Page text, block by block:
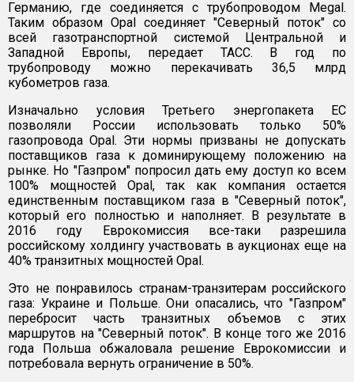
Германию, где соединяется с трубопроводом Megal.
Таким образом Opal соединяет "Северный поток" со
всей газотранспортной системой Центральной и
Западной Европы, передает ТАСС. В год по
трубопроводу можно перекачивать 36,5 млрд
кубометров газа.
Изначально условия Третьего энергопакета ЕС
позволяли России использовать только 50%
газопровода Opal. Эти нормы призваны не допускать
поставщиков газа к доминирующему положению на
рынке. Но "Газпром" попросил дать ему доступ ко всем
100% мощностей Opal, так как компания остается
единственным поставщиком газа в "Северный поток",
который его полностью и наполняет. В результате в
2016 году Еврокомиссия все-таки разрешила
российскому холдингу участвовать в аукционах еще на
40% транзитных мощностей Opal.
Это не понравилось странам-транзитерам российского
газа: Украине и Польше. Они опасались, что "Газпром"
перебросит часть транзитных объемов с этих
маршрутов на "Северный поток". В конце того же 2016
года Польша обжаловала решение Еврокомиссии и
потребовала вернуть ограничение в 50%.